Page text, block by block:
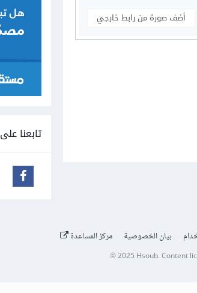
أضف صورة من رابط خارجي
تابعنا على
بيان الخصوصية مركز المساعدة
© 2025 Hsoub.Content